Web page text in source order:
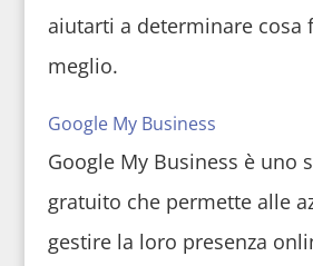
aiutarti a determinare cosa
meglio.
Google My Business
Google My Business è uno
gratuito che permette alle
gestire la loro presenza